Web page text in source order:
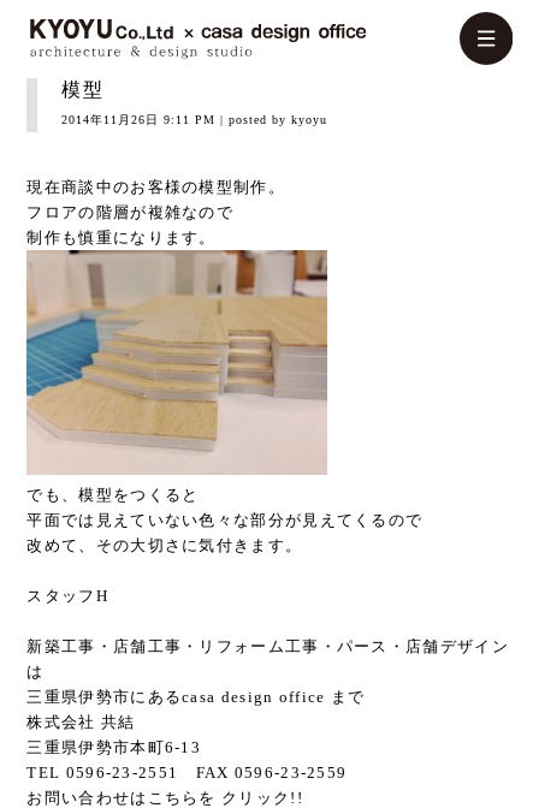
模型
2014年11月26日 9:11 PM | posted by kyoyu
現在商談中のお客様の模型制作。
フロアの階層が複雑なので
制作も慎重になります。
でも、模型をつくると
平面では見えていない色々な部分が見えてくるので
改めて、その大切さに気付きます。
スタッフH
新築工事・店舗工事・リフォーム工事・パース・店舗デザイン
は
三重県伊勢市にあるcasa design office まで
株式会社 共結
三重県伊勢市本町6-13
TEL 0596-23-2551 FAX 0596-23-2559
お問い合わせは こちら を クリック!!